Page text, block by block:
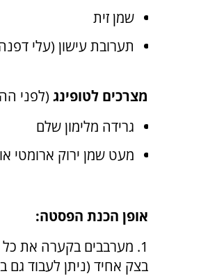
שמן זית
תערובת עישון (עלי
מצרכים לטופינג (לפני
גרידה מלימון שלם
מעט שמן ירוק ארומטי
אופן הכנת הפסטה:
1. מערבבים בקערה את
בצק אחיד (ניתן לעבוד גם